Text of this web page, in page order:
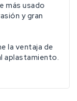
más usado
y gran
la ventaja de
aplastamiento.